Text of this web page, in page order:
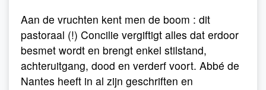
Aan de vruchten kent men de boom : dit
pastoraal (!) Concilie vergiftigt alles dat erdoor
besmet wordt en brengt enkel stilstand,
achteruitgang, dood en verderf voort. Abbé de
Nantes heeft in al zijn geschriften en